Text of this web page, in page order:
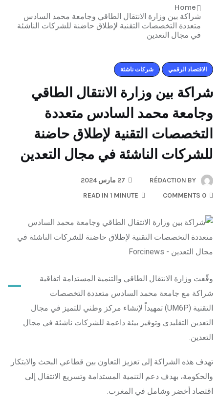
Home
شراكة بين وزارة الانتقال الطاقي وجامعة محمد السادس
متعددة التخصصات التقنية لإطلاق حاضنة للشركات الناشئة
في مجال التعدين
اﻻقتصاد الرقمي شركات ناشئة
شراكة بين وزارة الانتقال الطاقي
وجامعة محمد السادس متعددة
التخصصات التقنية لإطلاق حاضنة
للشركات الناشئة في مجال التعدين
BY
–
وقّعت وزارة الانتقال الطاقي والتنمية المستدامة اتفاقية
شراكة مع جامعة محمد السادس متعددة التخصصات
التقنية (UM6P) تمهيداً لإنشاء مركز وطني للتميز في مجال
التعدين التقليدي وتوفير بيئة داعمة للشركات ناشئة في مجال
التعدين.
تهدف هذه الشراكة إلى تعزيز التعاون بين قطاعي البحث والابتكار
والحكومة، بهدف دعم التنمية المستدامة وتسريع الانتقال إلى
اقتصاد أخضر وشامل في المغرب.